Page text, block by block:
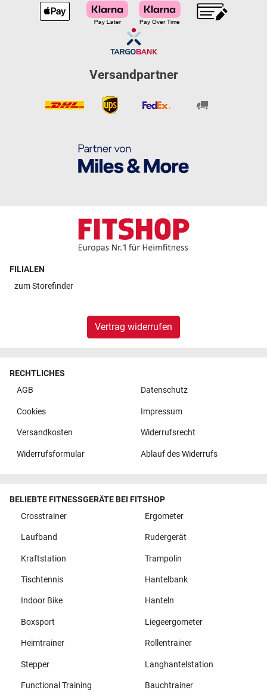
Versandpartner
FILIALEN
zumStorefinder
Vertrag widerrufen
RECHTLICHES
AGB
Datenschutz
Cookies Impressum
Versandkosten Widerrufsrecht
Widerrufsformular Ablauf des Widerrufs
BELIEBTE FITNESSGERÄTE BEI FITSHOP
Crosstrainer
Ergometer
Laufband Rudergerät
Kraftstation Trampolin
Tischtennis Hantelbank
Indoor Bike Hanteln
Boxsport Liegeergometer
Heimtrainer Rollentrainer
Stepper Langhantelstation
Functional Training Bauchtrainer